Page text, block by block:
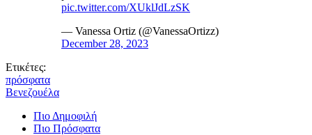
pic.twitter.com/XUklJdLzSK
— Vanessa Ortiz (@VanessaOrtizz)
December 28, 2023
Ετικέτες:
πρόσφατα
Βενεζουέλα
Πιο Δημοφιλή
Πιο Πρόσφατα